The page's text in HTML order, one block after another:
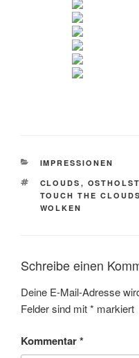
IMPRESSIONEN
CLOUDS ,
TOUCH THE CLOUDS
WOLKEN
Schreibe einen
Deine E-Mail-Adresse
Felder sind mit* markiert
Kommentar*